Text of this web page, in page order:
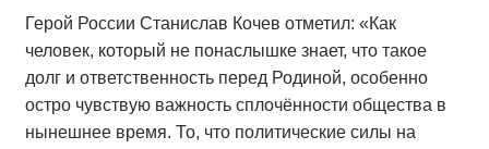
Герой России Станислав Кочев отметил: «Как
человек, который не понаслышке знает, что такое
долг и ответственность перед Родиной, особенно
остро чувствую важность сплочённости общества в
нынешнее время. То, что политические силы на